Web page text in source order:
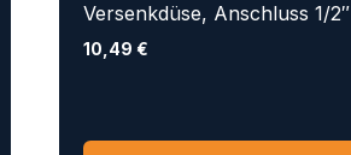
Versenkdüse, Anschluss 1/2″
10,49 €